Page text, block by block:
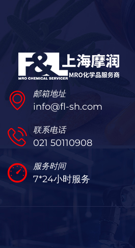
邮箱地址
info@fl-sh.com
联系电话
021 50110908
服务时间
7*24小时服务